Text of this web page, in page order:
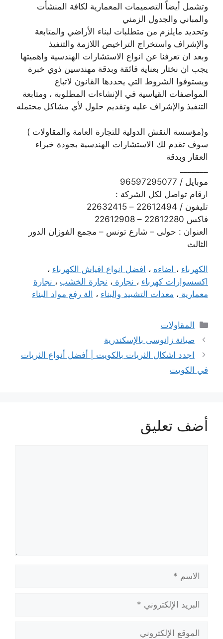
وتشمل أيضاً التصميمات المعمارية لكافة المنشأت
والمباني والجدول الزمني
وتحديد مايلزم من متطلبات لبناء الأراضي والمتابعة
والإشراف واستخراج التراخيص اللازمة والتنفيذ
وبعد ان تعرفنا عن انواع الاستشارات الهندسية واهميتها
يجب ان نختار بعناية فائقة وبدقة مهندسين ذوي خبرة
ويستوفوا الشروط التي يحددها القانون لاتباع
المواصفات القياسية في الإنشاءات المطلوبة ، ومتابعة
التنفيذ والإشراف عليه وتقديم حلول لأي مشاكل محتمله
و(مؤسسة النقش الدولية للتجارة العامة والمقاولات )
سوف تقدم لك الاستشارات الهندسية بجودة خبراء
العقار وبدقة
موبايل / 96597295077
ارقام تواصل لكل الشركة :
تليفون / 22612494 – 22632415
فاكس 22612280 – 22612908
العنوان : حولى – شارع تونس – مجمع الفوزان الدور
الثالث
الكهرباء ، اضاءه ، افضل انواع افياش الكهرباء ،
اكسسوارات كهرباء ، نجارة ، نجارة الخشب ، نجارة
معمارية ، معدات التشييد والبناء ، الة رفع مواد البناء
التصنيفات
المقاولات
صيانة زانوسى بالإسكندرية
اجدد اشكال الثريات بالكويت | أفضل أنواع الثريات
في الكويت
أضف تعليق
الاسم
البريد
الإلكتروني
الموقع